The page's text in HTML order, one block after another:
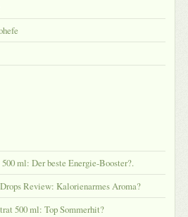
ml: Der beste Energie-Booster?.
Review: Kalorienarmes Aroma?
500 ml: Top Sommerhit?